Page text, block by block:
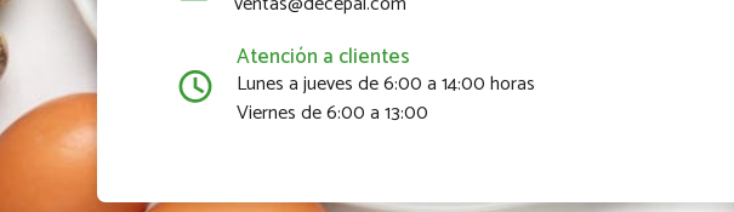
Atención a clientes
Lunes a jueves de 6:00 a 14:00 horas
Viernes de 6:00 a 13:00